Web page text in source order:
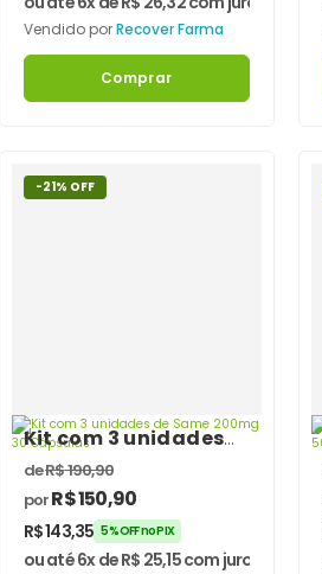
Vendido por Recover Farma
Comprar
-21% OFF
Kit com 3 unidades
de Same 200mg 30
Cápsulas
deR$190,90
porR$150,90
R$143,35 5% OFF no PIX
ou até 6x deR$ 25,15com juros